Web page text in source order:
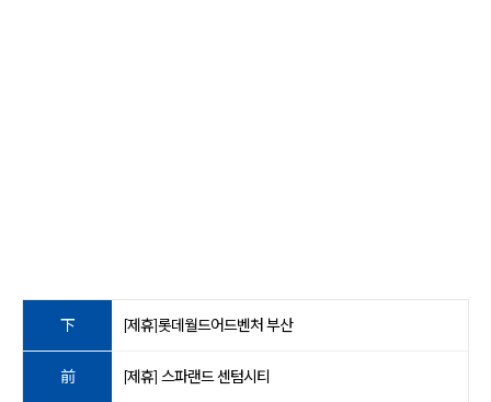
下 [제휴]롯데월드어드벤처 부산
前 [제휴] 스파랜드 센텀시티